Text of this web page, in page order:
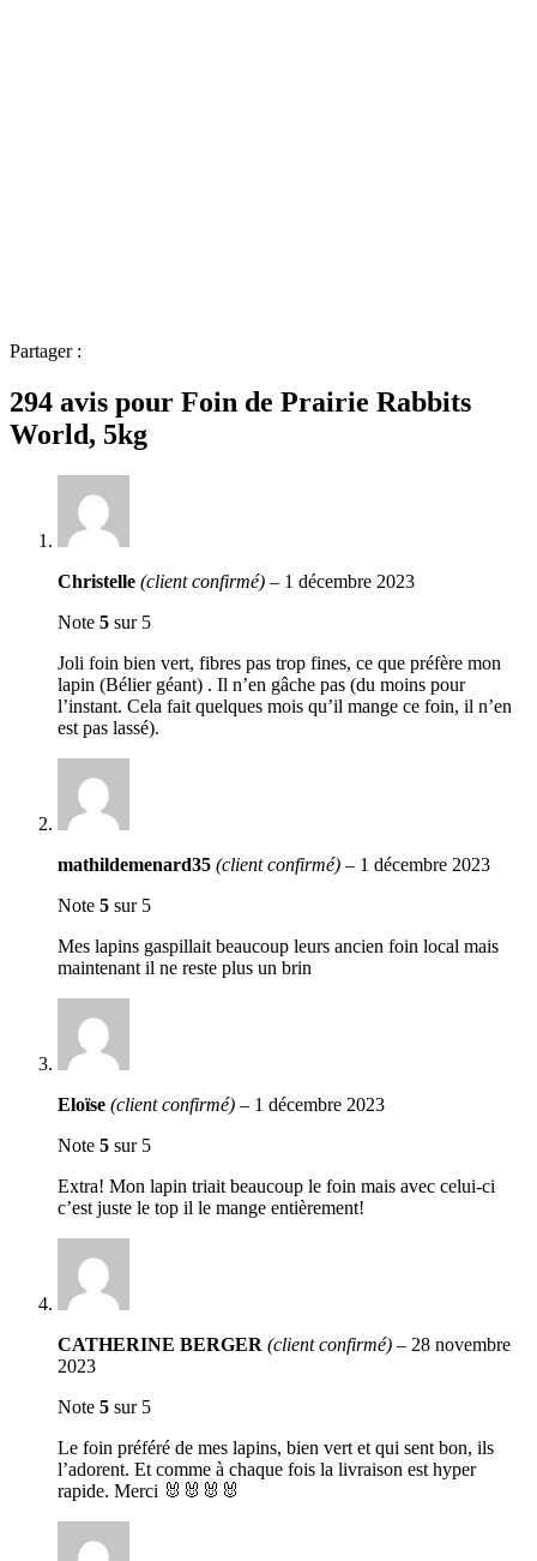
Partager :
294 avis pour Foin de Prairie Rabbits
World, 5kg
Christelle (client confirmé) – 1 décembre 2023
Note 5 sur 5
Joli foin bien vert, fibres pas trop fines, ce que préfère mon
lapin (Bélier géant) . Il n’en gâche pas (du moins pour
l’instant. Cela fait quelques mois qu’il mange ce foin, il n’en
est pas lassé).
mathildemenard35 (client confirmé) – 1 décembre 2023
Note 5 sur 5
Mes lapins gaspillait beaucoup leurs ancien foin local mais
maintenant il ne reste plus un brin
Eloïse (client confirmé) – 1 décembre 2023
Note 5 sur 5
Extra! Mon lapin triait beaucoup le foin mais avec celui-ci
c’est juste le top il le mange entièrement!
CATHERINE BERGER (client confirmé) – 28 novembre
2023
Note 5 sur 5
Le foin préféré de mes lapins, bien vert et qui sent bon, ils
l’adorent. Et comme à chaque fois la livraison est hyper
rapide. Merci 🐰🐰🐰🐰